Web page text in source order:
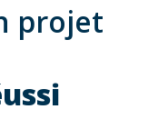
projet